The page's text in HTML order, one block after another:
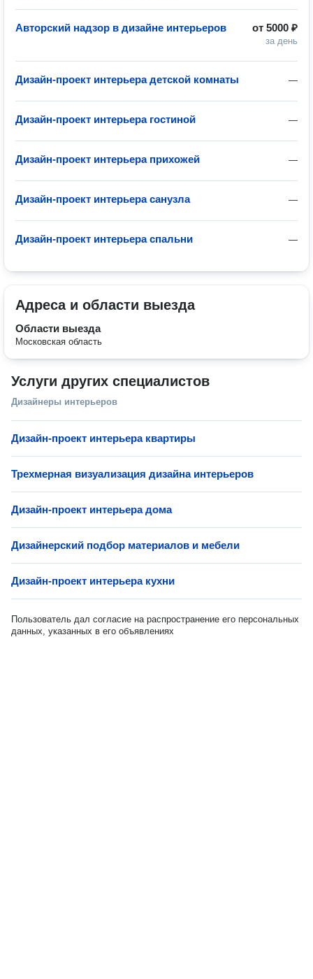
от 5000 ₽
за день
Авторский надзор в дизайне интерьеров
—
Дизайн-проект интерьера детской комнаты
—
Дизайн-проект интерьера гостиной
—
Дизайн-проект интерьера прихожей
—
Дизайн-проект интерьера санузла
—
Дизайн-проект интерьера спальни
Адреса и области выезда
Области выезда
Московская область
Услуги других специалистов
Дизайнеры интерьеров
Дизайн-проект интерьера квартиры
Трехмерная визуализация дизайна интерьеров
Дизайн-проект интерьера дома
Дизайнерский подбор материалов и мебели
Дизайн-проект интерьера кухни
Пользователь дал согласие на распространение его персональных
данных, указанных в его объявлениях